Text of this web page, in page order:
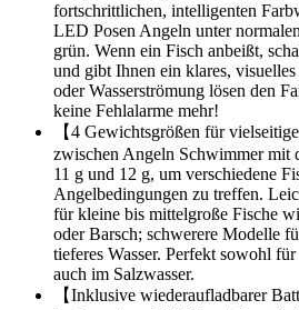
fortschrittlichen, intelligenten
LED Posen Angeln unter
grün. Wenn ein Fisch anbeißt,
und gibt Ihnen ein klares,
oder Wasserströmung lösen den
keine Fehlalarme mehr!
【4 Gewichtsgrößen für
zwischen Angeln Schwimmer mit
11 g und 12 g, um verschiedene
Angelbedingungen zu treffen.
für kleine bis mittelgroße Fische
oder Barsch; schwerere Modelle
tieferes Wasser. Perfekt sowohl
auch im Salzwasser.
【Inklusive wiederaufladbarer